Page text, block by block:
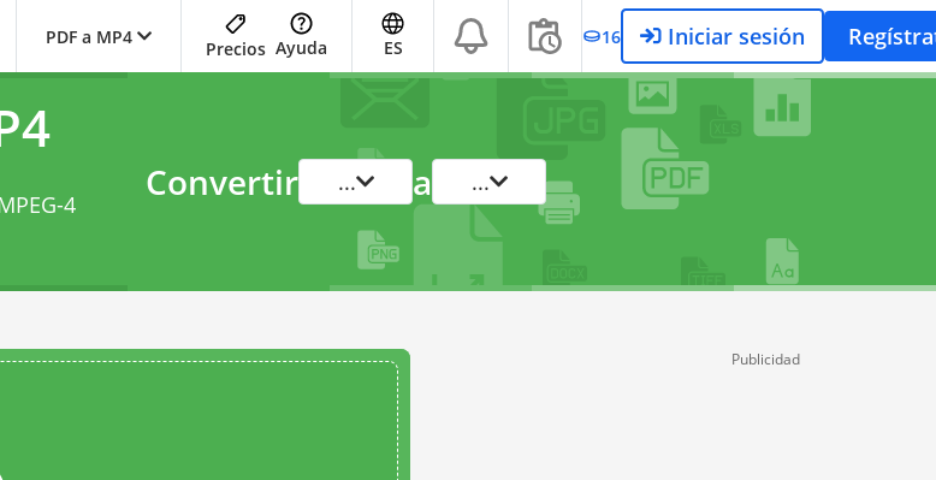
PDF a MP4
Precios Ayuda ES 16 Iniciar sesión
4
Convertir ... a ...
Publicidad